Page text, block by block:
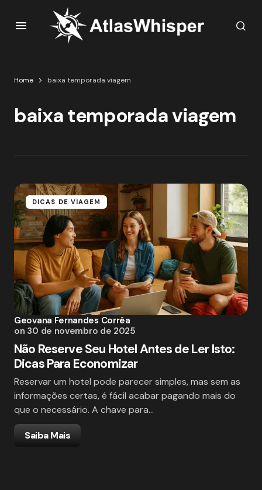
Home baixa temporada viagem
baixa temporada viagem
DICAS DE VIAGEM
Geovana Fernandes Corrêa
on 30 de novembro de 2025
Não Reserve Seu Hotel Antes de Ler Isto:
Dicas Para Economizar
Reservar um hotel pode parecer simples, mas sem as
informações certas, é fácil acabar pagando mais do
que o necessário. A chave para…
Saiba Mais